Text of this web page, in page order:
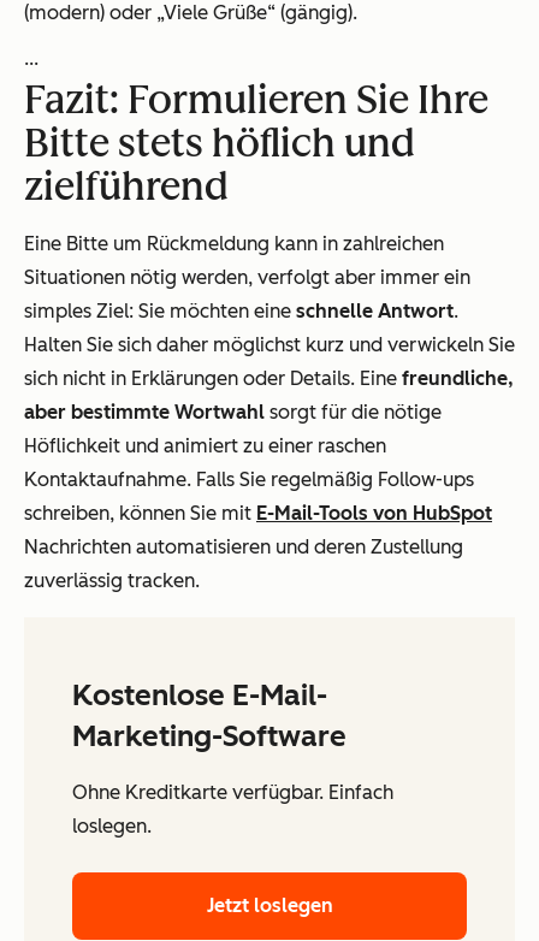
(modern) oder „Viele Grüße“ (gängig).
...
Fazit: Formulieren Sie Ihre
Bitte stets höflich und
zielführend
Eine Bitte um Rückmeldung kann in zahlreichen
Situationen nötig werden, verfolgt aber immer ein
simples Ziel: Sie möchten eine schnelle Antwort.
Halten Sie sich daher möglichst kurz und verwickeln Sie
sich nicht in Erklärungen oder Details. Eine freundliche,
aber bestimmte Wortwahl sorgt für die nötige
Höflichkeit und animiert zu einer raschen
Kontaktaufnahme. Falls Sie regelmäßig Follow-ups
schreiben, können Sie mit E-Mail-Tools von HubSpot
Nachrichten automatisieren und deren Zustellung
zuverlässig tracken.
Kostenlose E-Mail-
Marketing-Software
Ohne Kreditkarte verfügbar. Einfach
loslegen.
Jetzt loslegen